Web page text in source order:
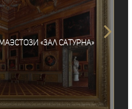
«Зал Сатурна»